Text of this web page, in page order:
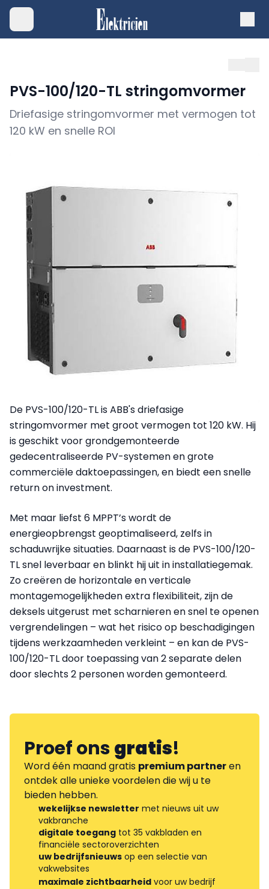
PVS-100/120-TL stringomvormer
Driefasige stringomvormer met vermogen tot
120 kW en snelle ROI
De PVS-100/120-TL is ABB's driefasige
stringomvormer met groot vermogen tot 120 kW. Hij
is geschikt voor grondgemonteerde
gedecentraliseerde PV-systemen en grote
commerciële daktoepassingen, en biedt een snelle
return on investment.
Met maar liefst 6 MPPT’s wordt de
energieopbrengst geoptimaliseerd, zelfs in
schaduwrijke situaties. Daarnaast is de PVS-100/120-
TL snel leverbaar en blinkt hij uit in installatiegemak.
Zo creëren de horizontale en verticale
montagemogelijkheden extra flexibiliteit, zijn de
deksels uitgerust met scharnieren en snel te openen
vergrendelingen – wat het risico op beschadigingen
tijdens werkzaamheden verkleint – en kan de PVS-
100/120-TL door toepassing van 2 separate delen
door slechts 2 personen worden gemonteerd.
Proef onsgratis!
Word één maand gratis premium partneren
ontdek alle unieke voordelen die wij u te
bieden hebben.
wekelijkse newsletter met nieuws uit uw
vakbranche
digitale toegang tot 35 vakbladen en
financiële sectoroverzichten
uw bedrijfsnieuws op een selectie van
vakwebsites
maximale zichtbaarheid voor uw bedrijf